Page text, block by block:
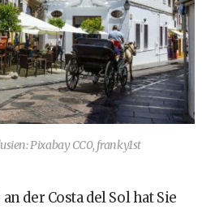
Pixabay CC0, franky1st
der Costa del Sol hat Sie